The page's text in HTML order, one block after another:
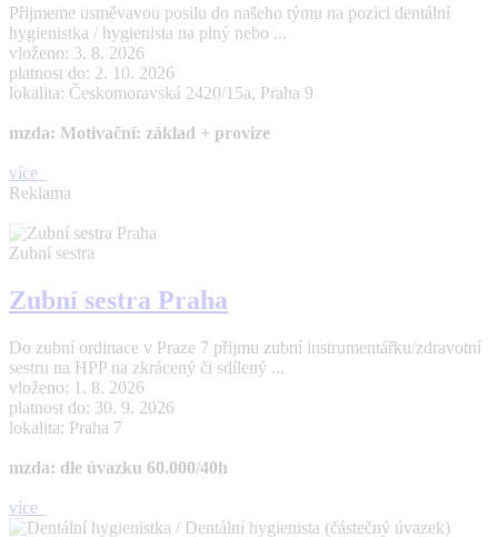
Přijmeme usměvavou posilu do našeho týmu na pozici dentální
hygienistka / hygienista na plný nebo ...
vloženo: 3. 8. 2026
platnost do: 2. 10. 2026
lokalita: Českomoravská 2420/15a, Praha 9
mzda: Motivační: základ + provize
více
Reklama
Zubní sestra
Zubní sestra Praha
Do zubní ordinace v Praze 7 přijmu zubní instrumentářku/zdravotní
sestru na HPP na zkrácený či sdílený ...
vloženo: 1. 8. 2026
platnost do: 30. 9. 2026
lokalita: Praha 7
mzda: dle úvazku 60.000/40h
více